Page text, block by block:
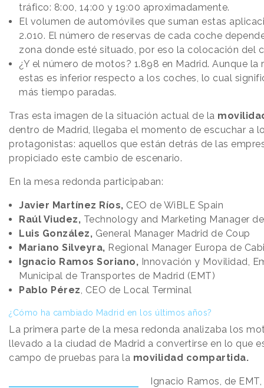
tráfico: 8:00, 14:00 y 19:00 aproximadamente.
El volumen de automóviles que suman estas
2.010. El número de reservas de cada coche
zona donde esté situado, por eso la colocación del
¿Y el número de motos? 1.898 en Madrid. Aunque la
estas es inferior respecto a los coches, lo cual
más tiempo paradas.
Tras esta imagen de la situación actual de la
dentro de Madrid, llegaba el momento de escuchar a
protagonistas: aquellos que están detrás de las
propiciado este cambio de escenario.
En la mesa redonda participaban:
Javier Martínez Ríos, CEO de WiBLE Spain
Raúl Viudez, Technology and Marketing Manager
Luis González, General Manager Madrid de Coup
Mariano Silveyra, Regional Manager Europa de
Ignacio Ramos Soriano, Innovación y Movilidad,
Municipal de Transportes de Madrid (EMT)
Pablo Pérez, CEO de Local Terminal
¿Cómo ha cambiado Madrid en los últimos años?
La primera parte de la mesa redonda analizaba los
llevado a la ciudad de Madrid a convertirse en lo que
campo de pruebas para la movilidad compartida.
Ignacio Ramos, de